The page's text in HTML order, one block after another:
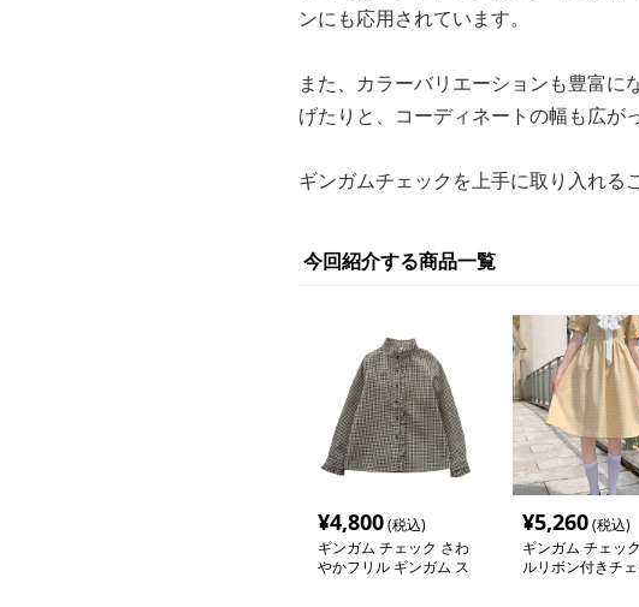
ンにも応用されています。
また、カラーバリエーションも豊富
げたりと、コーディネートの幅も広が
ギンガムチェックを上手に取り入れる
今回紹介する商品一覧
¥4,800(税込)
ギンガム チェック さわ
やかフリル ギンガム ス
¥5,260(税込)
ギンガム チェッ
ルリボン付きチ